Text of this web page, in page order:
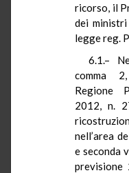
ricorso, il
dei ministri
legge reg.
6.1.–
comma
Regione
2012, n.
nell’area
e seconda
previsione